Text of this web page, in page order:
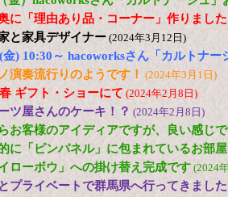
に「理由あり品・コーナー」作りまし
と家具デザイナー (2024年3月12日)
金) 10:30～ hacoworksさん「カルトナー
演奏流行りのようです！ (2024年3月1日)
ギフト・ショーにて (2024年2月8日)
ツ屋さんのケーキ！？ (2024年2月8日)
お客様のアイディアですが、良い感じ
に「ピンパネル」に包まれているお部
イローボウ」への掛け替え完成です (2024
プライベートで群馬県へ行ってきまし